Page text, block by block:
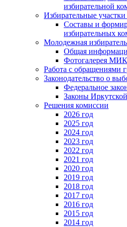
избирательной
Избирательные
Составы и
избирательных
Молодежная
Общая
Фотогалерея МИК
Работа с обращениями
Законодательство о
Федеральное
Законы
Решения комиссии
2026 год
2025 год
2024 год
2023 год
2022 год
2021 год
2020 год
2019 год
2018 год
2017 год
2016 год
2015 год
2014 год